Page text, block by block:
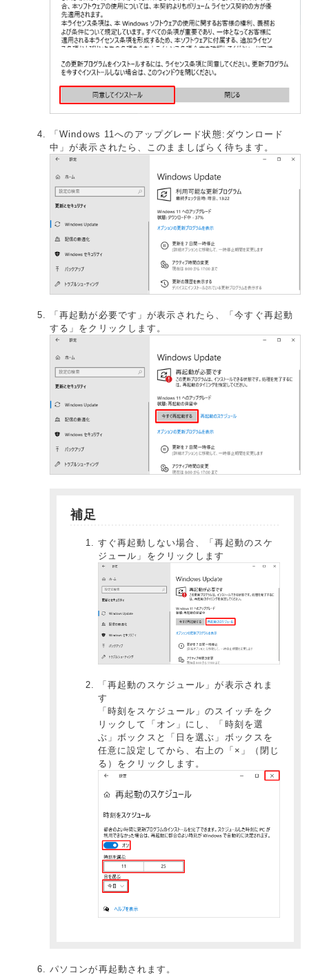
「Windows 11へのアップグレード状態:ダウンロード
中」が表示されたら、このまましばらく待ちます。
「再起動が必要です」が表示されたら、「今すぐ再起動
する」をクリックします。
補足
すぐ再起動しない場合、「再起動のスケ
ジュール」をクリックします
「再起動のスケジュール」が表示されま
す
「時刻をスケジュール」のスイッチをク
リックして「オン」にし、「時刻を選
ぶ」ボックスと「日を選ぶ」ボックスを
任意に設定してから、右上の「×」（閉じ
る）をクリックします。
パソコンが再起動されます。